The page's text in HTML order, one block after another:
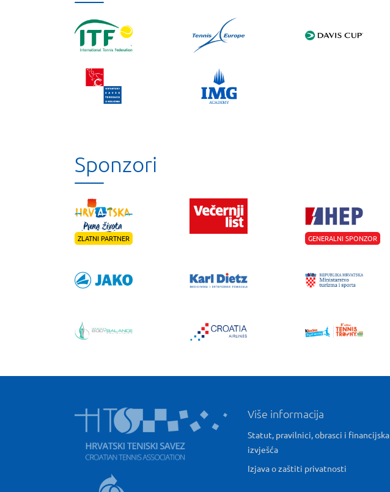
Sponzori
ZLATNI PARTNER GENERALNI SPONZOR
Više informacija
Statut, pravilnici, obrasci i financijska
izvješća
Izjava o zaštiti privatnosti